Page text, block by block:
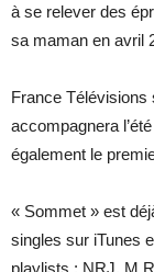
à se relever des
sa maman en avril
France Télévisions
accompagnera
également le
« Sommet » est
singles sur iTunes
playlists : NRJ, M